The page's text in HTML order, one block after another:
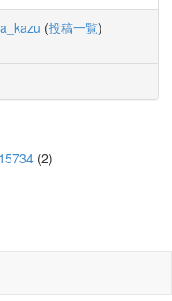
(投稿一覧)
(2)